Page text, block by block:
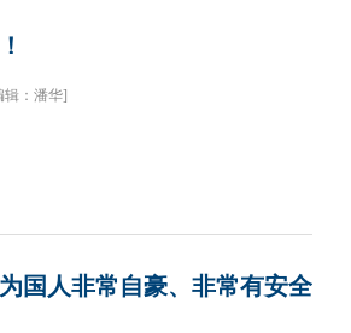
辑：潘华]
国人非常自豪、非常有安全